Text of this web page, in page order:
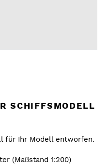
SCHIFFSMODELL
für Ihr Modell entworfen.
(Maßstand 1:200)